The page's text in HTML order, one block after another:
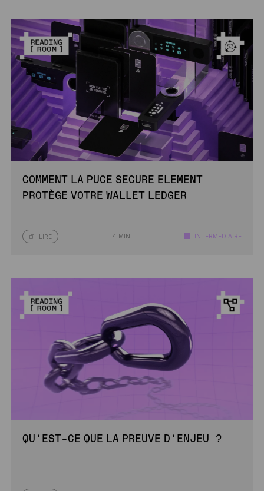
COMMENT LA PUCE SECURE ELEMENT
PROTÈGE VOTRE WALLET LEDGER
LIRE 4 MIN INTERMÉDIAIRE
QU’EST-CE QUE LA PREUVE D’ENJEU ?